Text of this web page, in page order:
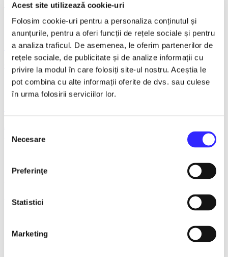
Acest site utilizează cookie-uri
Folosim cookie-uri pentru a personaliza conținutul și
anunțurile, pentru a oferi funcții de rețele sociale și pentru
a analiza traficul. De asemenea, le oferim partenerilor de
rețele sociale, de publicitate și de analize informații cu
privire la modul în care folosiți site-ul nostru. Aceștia le
pot combina cu alte informații oferite de dvs. sau culese
în urma folosirii serviciilor lor.
consimțământului
Necesare
Preferinţe
Statistici
Marketing
Dorobantu - Iasi
13 October 2026, ora 19:30
O idee geniala - Iasi
- Iasi
19 October 2026, ora 19:00